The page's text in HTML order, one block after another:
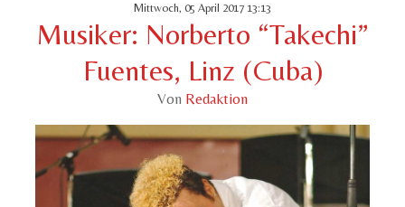
Mittwoch, 05 April 2017 13:13
Musiker: Norberto “Takechi”
Fuentes, Linz (Cuba)
Von Redaktion